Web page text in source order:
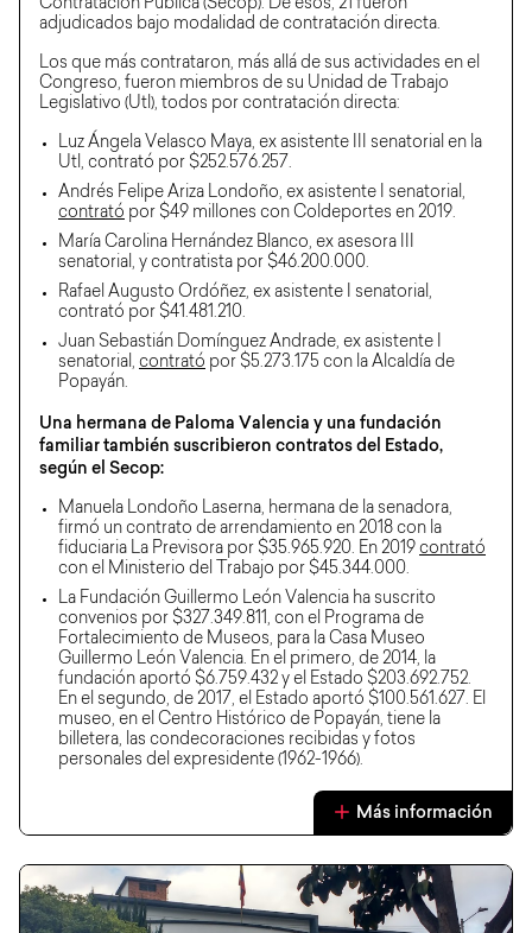
Contratación Pública (Secop). De esos, 21 fueron
adjudicados bajo modalidad de contratación directa.
Los que más contrataron, más allá de sus actividades en el
Congreso, fueron miembros de su Unidad de Trabajo
Legislativo (Utl), todos por contratación directa:
Luz Ángela Velasco Maya, ex asistente III senatorial en la
Utl, contrató por $252.576.257.
Andrés Felipe Ariza Londoño, ex asistente I senatorial,
contrató por $49 millones con Coldeportes en 2019.
María Carolina Hernández Blanco, ex asesora III
senatorial, y contratista por $46.200.000.
Rafael Augusto Ordóñez, ex asistente I senatorial,
contrató por $41.481.210.
Juan Sebastián Domínguez Andrade, ex asistente I
senatorial, contrató por $5.273.175 con la Alcaldía de
Popayán.
Una hermana de Paloma Valencia y una fundación
familiar también suscribieron contratos del Estado,
según el Secop:
Manuela Londoño Laserna, hermana de la senadora,
firmó un contrato de arrendamiento en 2018 con la
fiduciaria La Previsora por $35.965.920. En 2019 contrató
con el Ministerio del Trabajo por $45.344.000.
La Fundación Guillermo León Valencia ha suscrito
convenios por $327.349.811, con el Programa de
Fortalecimiento de Museos, para la Casa Museo
Guillermo León Valencia. En el primero, de 2014, la
fundación aportó $6.759.432 y el Estado $203.692.752.
En el segundo, de 2017, el Estado aportó $100.561.627. El
museo, en el Centro Histórico de Popayán, tiene la
billetera, las condecoraciones recibidas y fotos
personales del expresidente (1962-1966).
Más información